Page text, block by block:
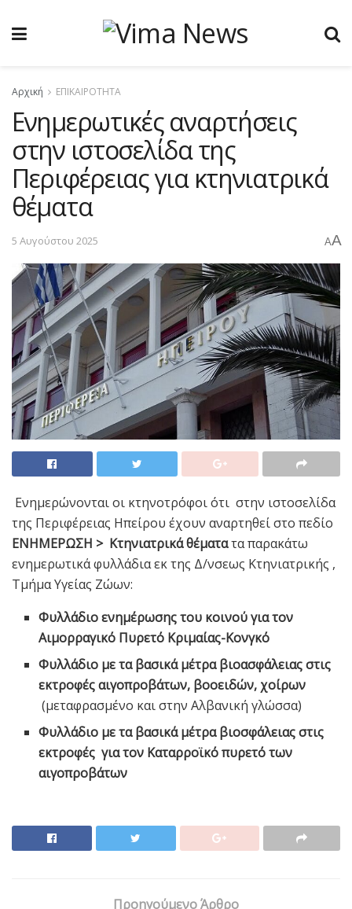
Αρχική ΕΠΙΚΑΙΡΟΤΗΤΑ
Ενημερωτικές αναρτήσεις
στην ιστοσελίδα της
Περιφέρειας για κτηνιατρικά
θέματα
5 Αυγούστου 2025 AA
Ενημερώνονται οι κτηνοτρόφοι ότι στην ιστοσελίδα
της Περιφέρειας Ηπείρου έχουν αναρτηθεί στο πεδίο
ΕΝΗΜΕΡΩΣΗ > Κτηνιατρικά θέματατα παρακάτω
ενημερωτικά φυλλάδια εκ της Δ/νσεως Κτηνιατρικής ,
Τμήμα Υγείας Ζώων:
Φυλλάδιο ενημέρωσης του κοινού για τον
Αιμορραγικό Πυρετό Κριμαίας-Κονγκό
Φυλλάδιο με τα βασικά μέτρα βιοασφάλειας στις
εκτροφές αιγοπροβάτων, βοοειδών, χοίρων
(μεταφρασμένο και στην Αλβανική γλώσσα)
Φυλλάδιο με τα βασικά μέτρα βιοσφάλειας στις
εκτροφές για τον Καταρροϊκό πυρετό των
αιγοπροβάτων
Προηγούμενο Άρθρο